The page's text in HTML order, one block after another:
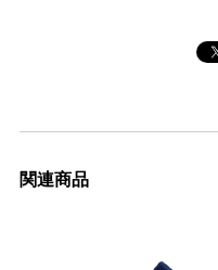
関連商品